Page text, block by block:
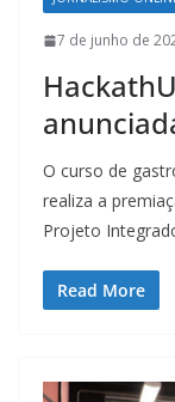
7 de junho de
O curso de
realiza a
Projeto
Read More